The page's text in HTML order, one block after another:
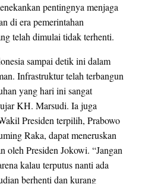
pentingnya menjaga
di era pemerintahan
telah dimulai tidak terhenti.
sampai detik ini dalam
Infrastruktur telah terbangun
yang hari ini sangat
KH. Marsudi. Ia juga
Presiden terpilih, Prabowo
Raka, dapat meneruskan
oleh Presiden Jokowi. “Jangan
kalau terputus nanti ada
berhenti dan kurang